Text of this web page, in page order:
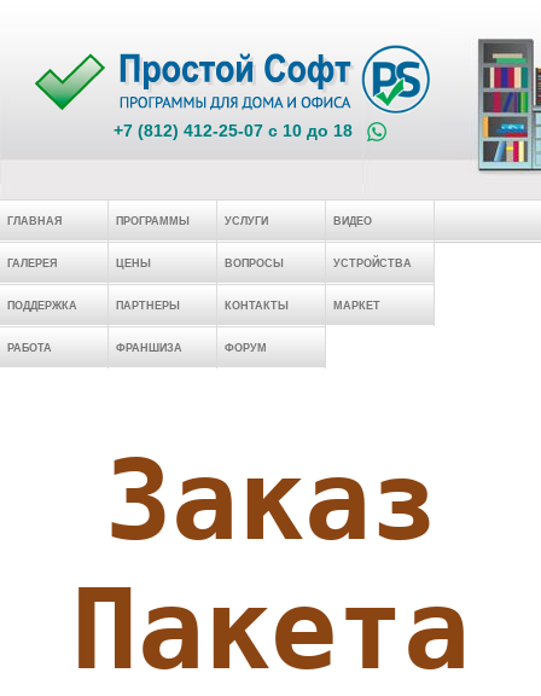
+7 (812) 412-25-07 c 10 до 18
ГЛАВНАЯ ПРОГРАММЫ УСЛУГИ ВИДЕО
ГАЛЕРЕЯ ЦЕНЫ ВОПРОСЫ УСТРОЙСТВА
ПОДДЕРЖКА ПАРТНЕРЫ КОНТАКТЫ МАРКЕТ
РАБОТА ФРАНШИЗА ФОРУМ
Заказ
Пакета